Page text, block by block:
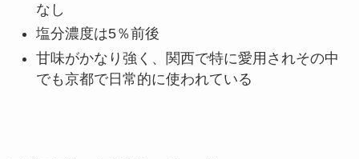
なし
塩分濃度は5％前後
甘味がかなり強く、関西で特に愛用されその中
でも京都で日常的に使われている